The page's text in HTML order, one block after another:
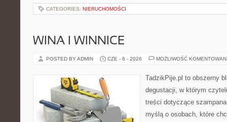
CATEGORIES: NIERUCHOMOŚCI
WINA I WINNICE
POSTED BY ADMIN CZE - 6 - 2026 MOŻLIWOŚĆ
TadzikPije.pl to obszerny
degustacji, w którym
treści dotyczące
myślą o osobach, które